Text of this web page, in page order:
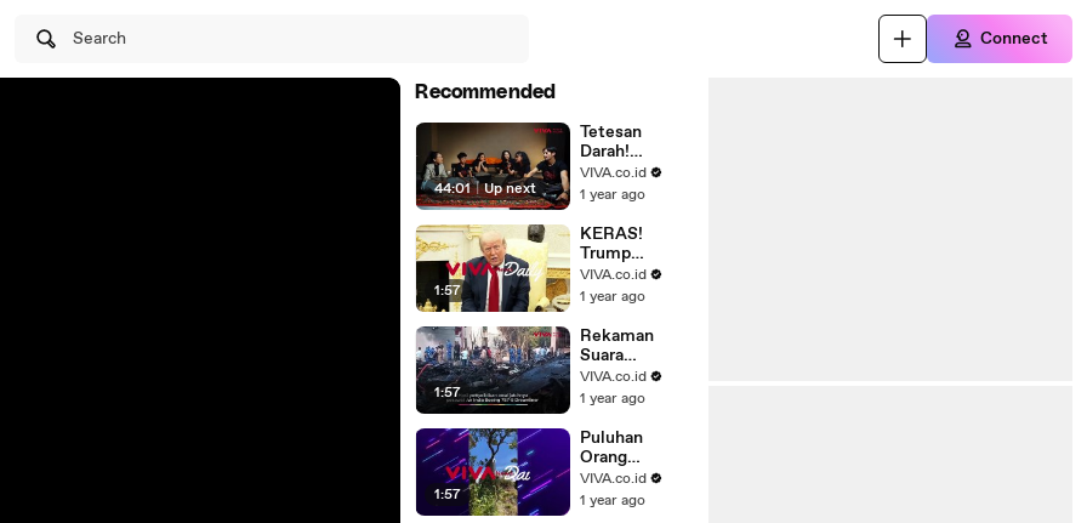
Search Connect
Recommended
44:01 | Up next
Tetesan
Darah!
Pengalaman
Mistis Para
Kitab Sijjin
VIVA.co.id
1 year ago
1:57
KERAS!
Trump
Ultimatum
Rusia Agar
Perang,
Ancamannya
VIVA.co.id
1 year ago
1:57
Rekaman
Suara
Jatuhnya
Pesawat Air
Pilot?
VIVA.co.id
1 year ago
1:57
Puluhan
Orang
Berjubah
Putih Putari
VIVA.co.id
1 year ago